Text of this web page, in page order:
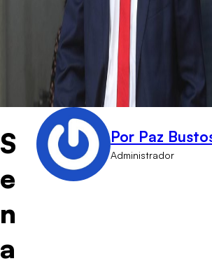
S
e
n
a
Por Paz
Administrador